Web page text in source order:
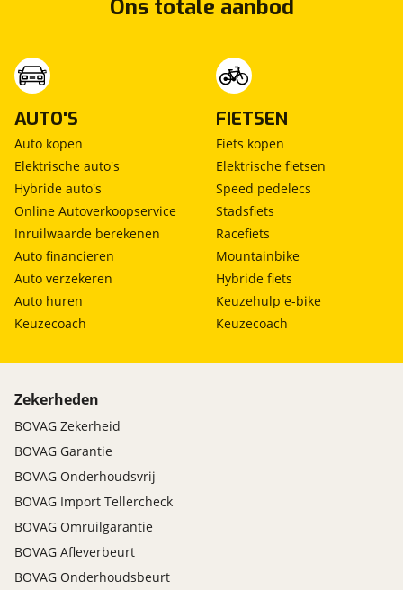
aanbieder te brengen. Lees hier meer over in
privacyverklaring
Stuur mijn bevinding door
Ons totale aanbod
AUTO'S
Auto kopen
Elektrische auto's
Hybride auto's
Online Autoverkoopservice
Inruilwaarde berekenen
Auto financieren
Auto verzekeren
Auto huren
Keuzecoach
FIETSEN
Fiets kopen
Elektrische fietsen
Speed pedelecs
Stadsfiets
Racefiets
Mountainbike
Hybride fiets
Keuzehulp e-bike
Keuzecoach
Zekerheden
BOVAG Zekerheid
BOVAG Garantie
BOVAG Onderhoudsvrij
BOVAG Import Tellercheck
BOVAG Omruilgarantie
BOVAG Afleverbeurt
BOVAG Onderhoudsbeurt